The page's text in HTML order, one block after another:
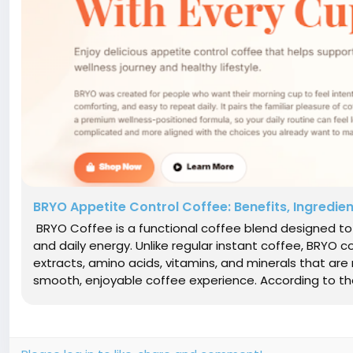
BRYO Appetite Control Coffee: Benefits,
BRYO Coffee is a functional coffee blend designed
and daily energy. Unlike regular instant coffee, BRYO
extracts, amino acids, vitamins, and minerals that
smooth, enjoyable coffee experience. According to